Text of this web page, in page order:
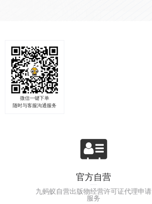
官方自营
九蚂蚁自营出版物经营许可证代理申请
服务
微信一键下单
随时与客服沟通服务